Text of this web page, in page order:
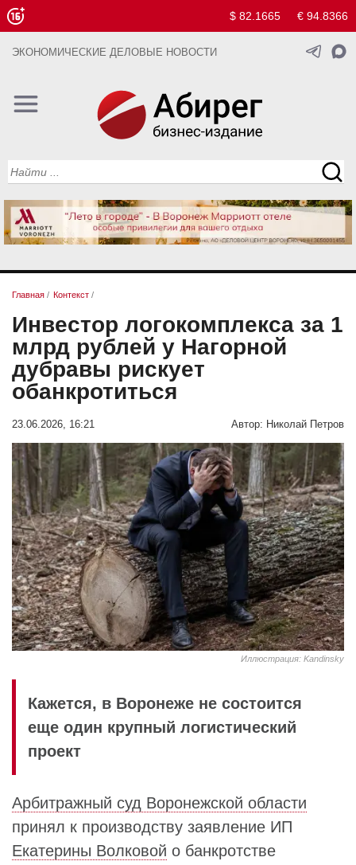
$ 82.1665 € 94.8366
ЭКОНОМИЧЕСКИЕ ДЕЛОВЫЕ НОВОСТИ
Главная / Контекст /
Инвестор логокомплекса за 1
млрд рублей у Нагорной
дубравы рискует
обанкротиться
23.06.2026, 16:21 Автор: Николай Петров
Иллюстрация: Kandinsky
Кажется, в Воронеже не состоится
еще один крупный логистический
проект
Арбитражный суд Воронежской области
принял к производству заявление ИП
Екатерины Волковой о банкротстве